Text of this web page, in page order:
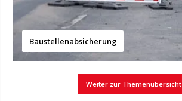
Baustellenabsicherung
Weiter zur Themenübersicht